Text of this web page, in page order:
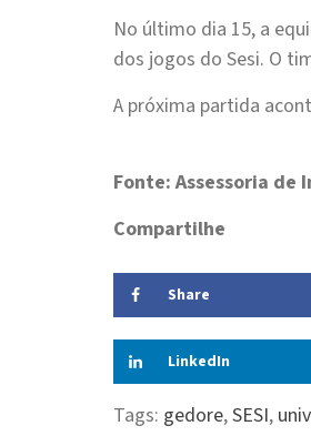
No último dia 15, a
dos jogos do Sesi. O
A próxima partida
Fonte: Assessoria de
Compartilhe
Share
LinkedIn
Tags: gedore,SESI,